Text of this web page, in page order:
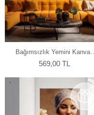
Bağımsızlık Yemini Kanvas
Tablo
569,00 TL